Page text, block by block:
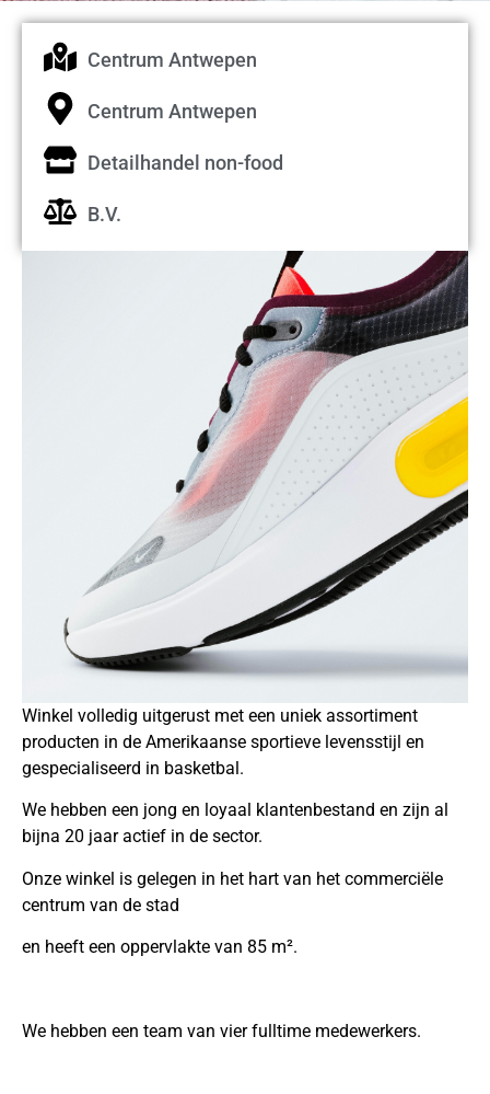
Centrum Antwepen
Centrum Antwepen
Detailhandel non-food
B.V.
Winkel volledig uitgerust met een uniek assortiment
producten in de Amerikaanse sportieve levensstijl en
gespecialiseerd in basketbal.
We hebben een jong en loyaal klantenbestand en zijn al
bijna 20 jaar actief in de sector.
Onze winkel is gelegen in het hart van het commerciële
centrum van de stad
en heeft een oppervlakte van 85 m².
We hebben een team van vier fulltime medewerkers.